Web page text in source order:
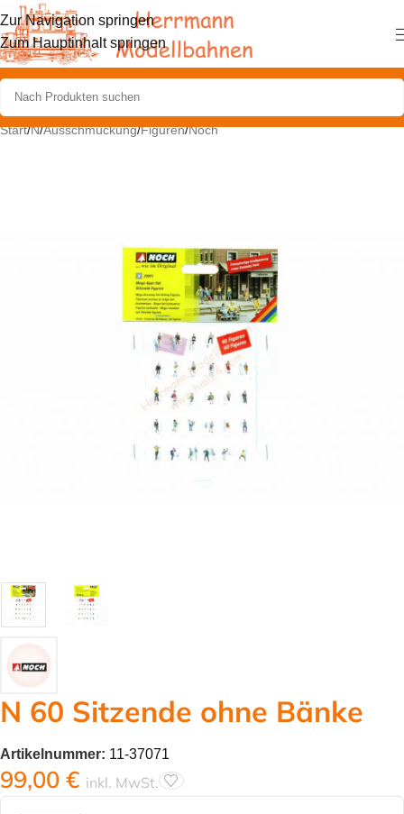
Zur Navigation springen
Zum Hauptinhalt springen
Start/N/Ausschmückung/Figuren/Noch
N 60 Sitzende ohne Bänke
Artikelnummer: 11-37071
99,00 € inkl. MwSt.